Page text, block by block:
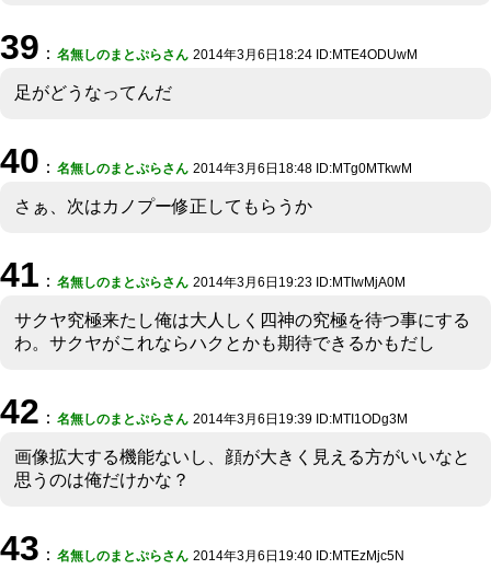
39 ： 名無しのまとぷらさん 2014年3月6日18:24 ID:MTE4ODUwM
足がどうなってんだ
40 ： 名無しのまとぷらさん 2014年3月6日18:48 ID:MTg0MTkwM
さぁ、次はカノプー修正してもらうか
41 ： 名無しのまとぷらさん 2014年3月6日19:23 ID:MTIwMjA0M
サクヤ究極来たし俺は大人しく四神の究極を待つ事にする
わ。サクヤがこれならハクとかも期待できるかもだし
42 ： 名無しのまとぷらさん 2014年3月6日19:39 ID:MTI1ODg3M
画像拡大する機能ないし、顔が大きく見える方がいいなと
思うのは俺だけかな？
43 ： 名無しのまとぷらさん 2014年3月6日19:40 ID:MTEzMjc5N